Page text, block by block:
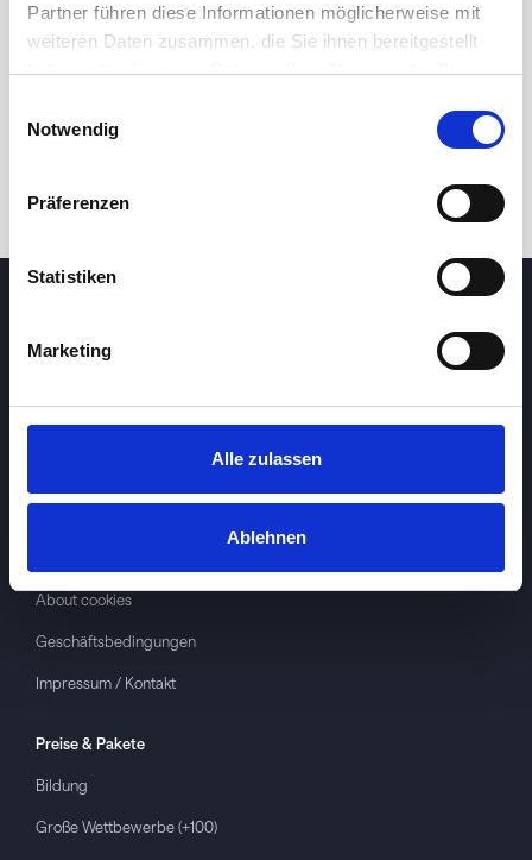
Partner führen diese Informationen möglicherweise mit
weiteren Daten zusammen, die Sie ihnen bereitgestellt
haben oder die sie im Rahmen Ihrer Nutzung der Dienste
Notwendig
Präferenzen
Statistiken
Marketing
Alle zulassen
Ablehnen
24 Std. 1M 3M 1J 5J
About cookies
Geschäftsbedingungen
Impressum / Kontakt
Preise & Pakete
Bildung
Große Wettbewerbe (+100)